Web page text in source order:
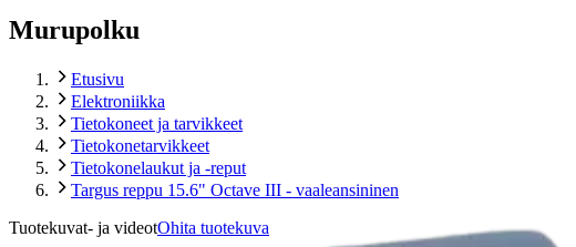
Murupolku
Etusivu
Elektroniikka
Tietokoneet ja tarvikkeet
Tietokonetarvikkeet
Tietokonelaukut ja -reput
Targus reppu 15.6" Octave III - vaaleansininen
Tuotekuvat- ja videotOhita tuotekuva